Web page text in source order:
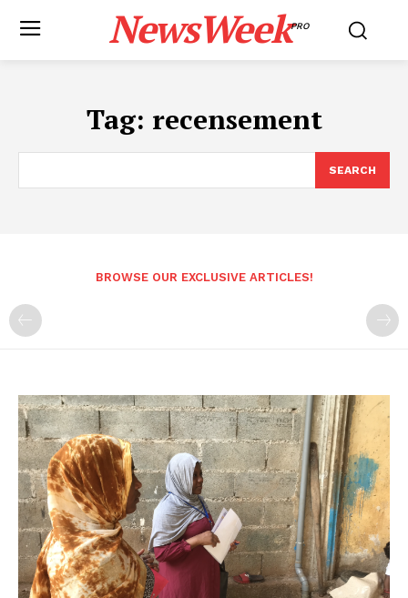
NewsWeekPRO
Tag: recensement
SEARCH
BROWSE OUR EXCLUSIVE ARTICLES!